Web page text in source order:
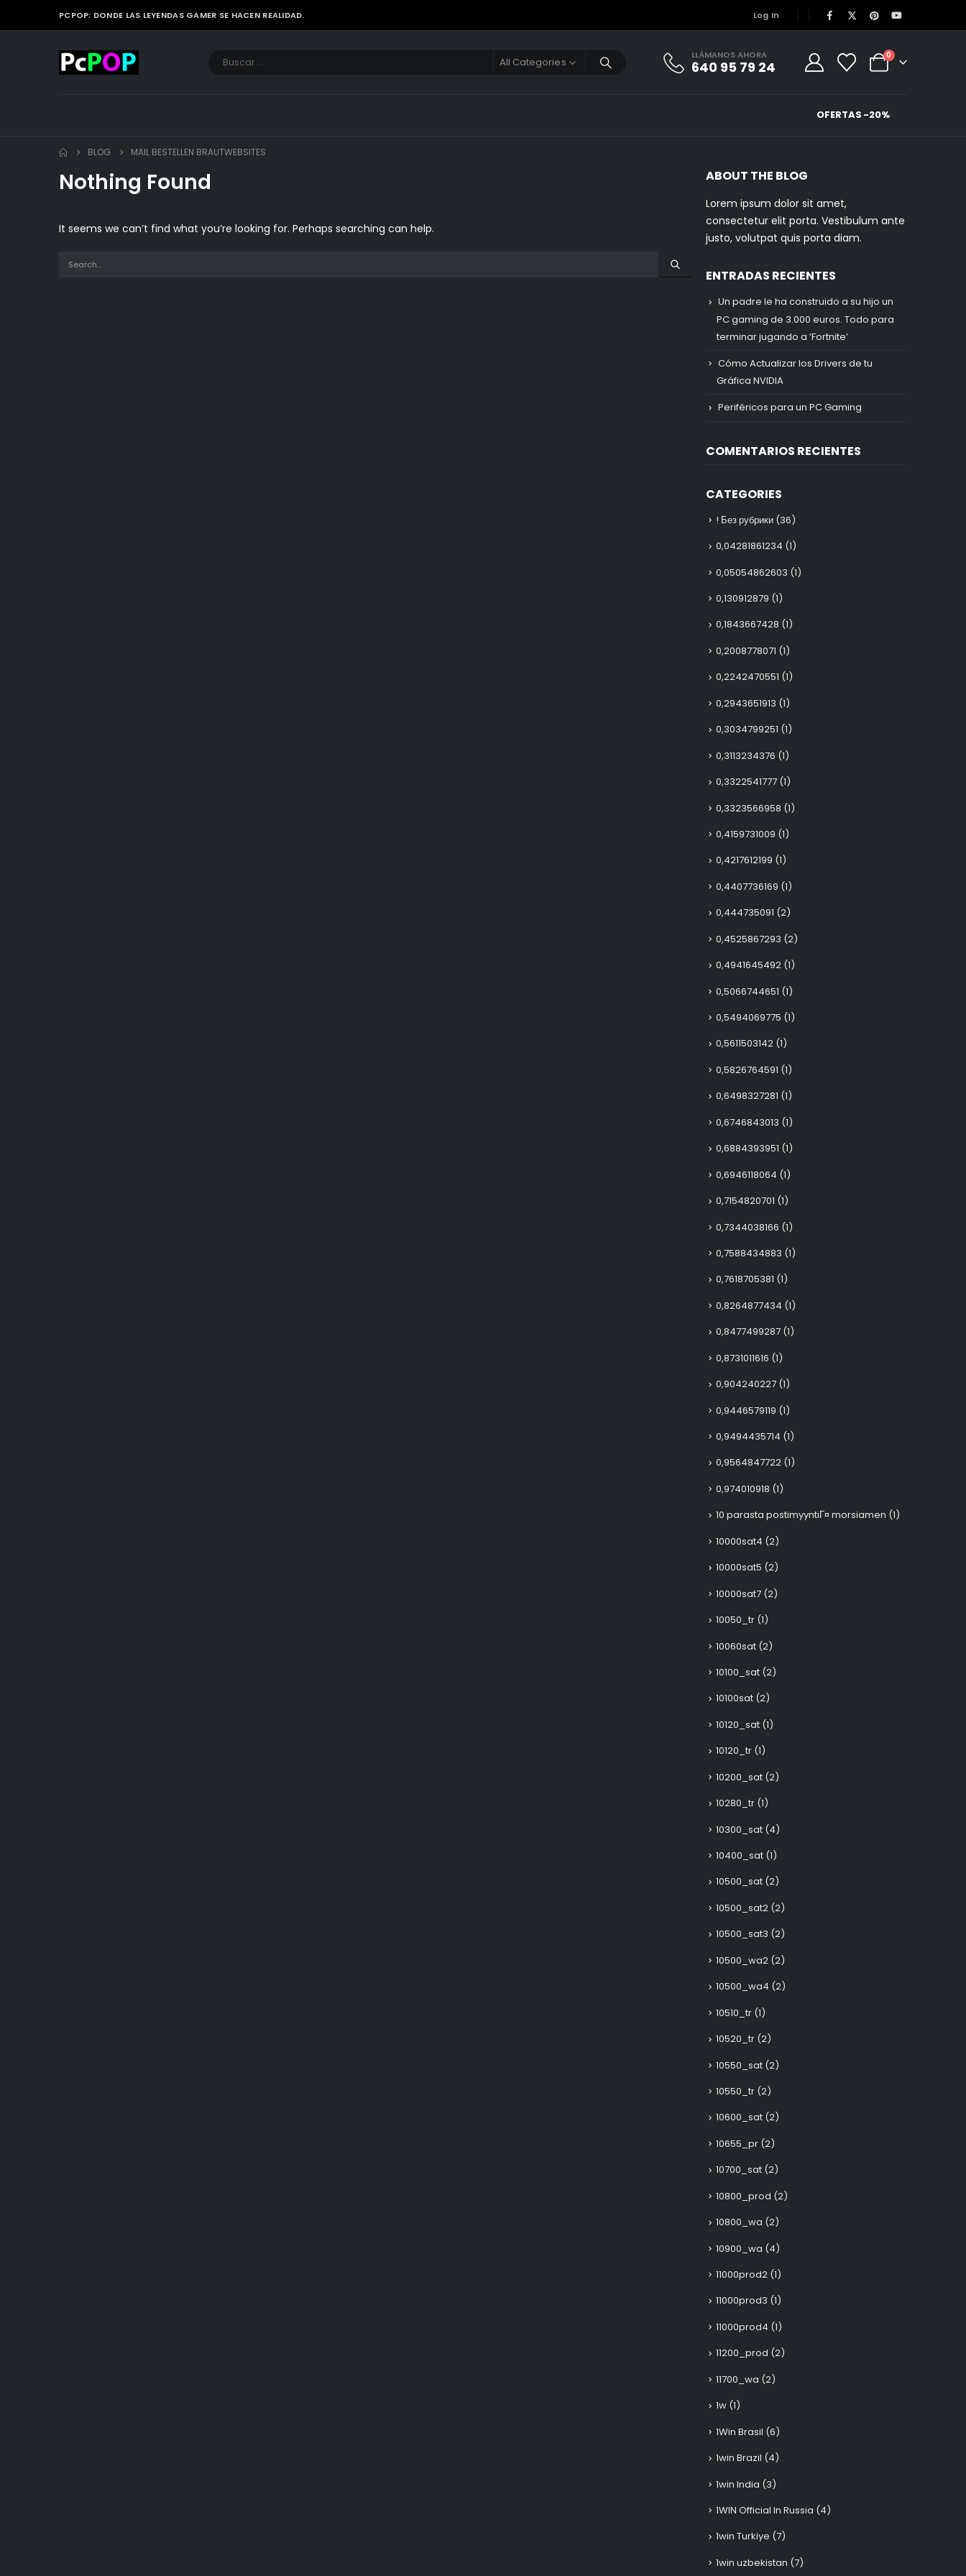
PCPOP: DONDE LAS LEYENDAS GAMER SE HACEN REALIDAD. Log In
All Categories
LLÁMANOS AHORA
640 95 79 24
0
OFERTAS -20%
BLOG MAIL BESTELLEN BRAUTWEBSITES
Nothing Found
It seems we can’t find what you’re looking for. Perhaps searching can help.
ABOUT THE BLOG
Lorem ipsum dolor sit amet,
consectetur elit porta. Vestibulum ante
justo, volutpat quis porta diam.
ENTRADAS RECIENTES
Un padre le ha construido a su hijo un
PC gaming de 3.000 euros. Todo para
terminar jugando a ‘Fortnite’
Cómo Actualizar los Drivers de tu
Gráfica NVIDIA
Periféricos para un PC Gaming
COMENTARIOS RECIENTES
CATEGORIES
! Без рубрики (36)
0,04281861234 (1)
0,05054862603 (1)
0,130912879 (1)
0,1843667428 (1)
0,2008778071 (1)
0,2242470551 (1)
0,2943651913 (1)
0,3034799251 (1)
0,3113234376 (1)
0,3322541777 (1)
0,3323566958 (1)
0,4159731009 (1)
0,4217612199 (1)
0,4407736169 (1)
0,444735091 (2)
0,4525867293 (2)
0,4941645492 (1)
0,5066744651 (1)
0,5494069775 (1)
0,5611503142 (1)
0,5826764591 (1)
0,6498327281 (1)
0,6746843013 (1)
0,6884393951 (1)
0,6946118064 (1)
0,7154820701 (1)
0,7344038166 (1)
0,7588434883 (1)
0,7618705381 (1)
0,8264877434 (1)
0,8477499287 (1)
0,8731011616 (1)
0,904240227 (1)
0,9446579119 (1)
0,9494435714 (1)
0,9564847722 (1)
0,974010918 (1)
10 parasta postimyyntiГ¤ morsiamen (1)
10000sat4 (2)
10000sat5 (2)
10000sat7 (2)
10050_tr (1)
10060sat (2)
10100_sat (2)
10100sat (2)
10120_sat (1)
10120_tr (1)
10200_sat (2)
10280_tr (1)
10300_sat (4)
10400_sat (1)
10500_sat (2)
10500_sat2 (2)
10500_sat3 (2)
10500_wa2 (2)
10500_wa4 (2)
10510_tr (1)
10520_tr (2)
10550_sat (2)
10550_tr (2)
10600_sat (2)
10655_pr (2)
10700_sat (2)
10800_prod (2)
10800_wa (2)
10900_wa (4)
11000prod2 (1)
11000prod3 (1)
11000prod4 (1)
11200_prod (2)
11700_wa (2)
1w (1)
1Win Brasil (6)
1win Brazil (4)
1win India (3)
1WIN Official In Russia (4)
1win Turkiye (7)
1win uzbekistan (7)